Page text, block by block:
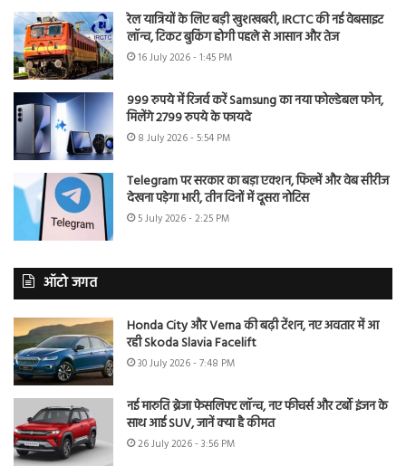
रेल यात्रियों के लिए बड़ी खुशखबरी, IRCTC की नई वेबसाइट
लॉन्च, टिकट बुकिंग होगी पहले से आसान और तेज
16 July 2026 - 1:45 PM
999 रुपये में रिजर्व करें Samsung का नया फोल्डेबल फोन,
मिलेंगे 2799 रुपये के फायदे
8 July 2026 - 5:54 PM
Telegram पर सरकार का बड़ा एक्शन, फिल्में और वेब सीरीज
देखना पड़ेगा भारी, तीन दिनों में दूसरा नोटिस
5 July 2026 - 2:25 PM
ऑटो जगत
Honda City और Verna की बढ़ी टेंशन, नए अवतार में आ
रही Skoda Slavia Facelift
30 July 2026 - 7:48 PM
नई मारुति ब्रेजा फेसलिफ्ट लॉन्च, नए फीचर्स और टर्बो इंजन के
साथ आई SUV, जानें क्या है कीमत
26 July 2026 - 3:56 PM